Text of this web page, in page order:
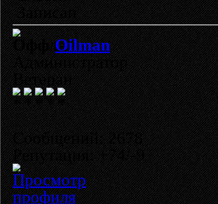
Записан
Oilman
Администратор
Ветеран
Сообщений: 2678
Репутация: +74/-9